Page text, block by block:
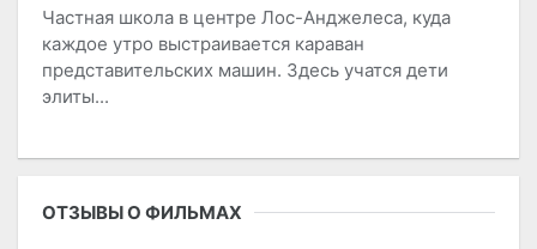
Частная школа в центре Лос-Анджелеса, куда
каждое утро выстраивается караван
представительских машин. Здесь учатся дети
элиты...
ОТЗЫВЫ О ФИЛЬМАХ